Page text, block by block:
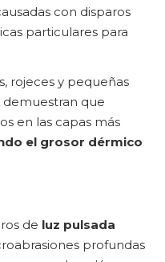
con disparos
particulares para
rojeces y pequeñas
demuestran que
en las capas más
el grosor dérmico
de luz pulsada
profundas